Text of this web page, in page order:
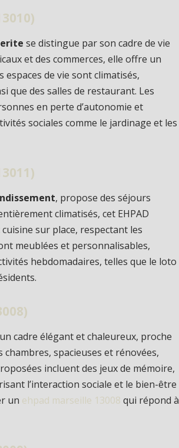
se distingue par son cadre de vie
et des commerces, elle offre un
espaces de vie sont climatisés,
que des salles de restaurant. Les
en perte d’autonomie et
sociales comme le jardinage et les
, propose des séjours
climatisés, cet EHPAD
sur place, respectant les
meublées et personnalisables,
hebdomadaires, telles que le loto
cadre élégant et chaleureux, proche
chambres, spacieuses et rénovées,
incluent des jeux de mémoire,
l’interaction sociale et le bien-être
un ehpad marseille 13008 qui répond à